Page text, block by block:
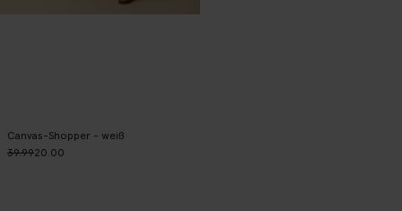
Canvas-Shopper - weiß
39.9920.00